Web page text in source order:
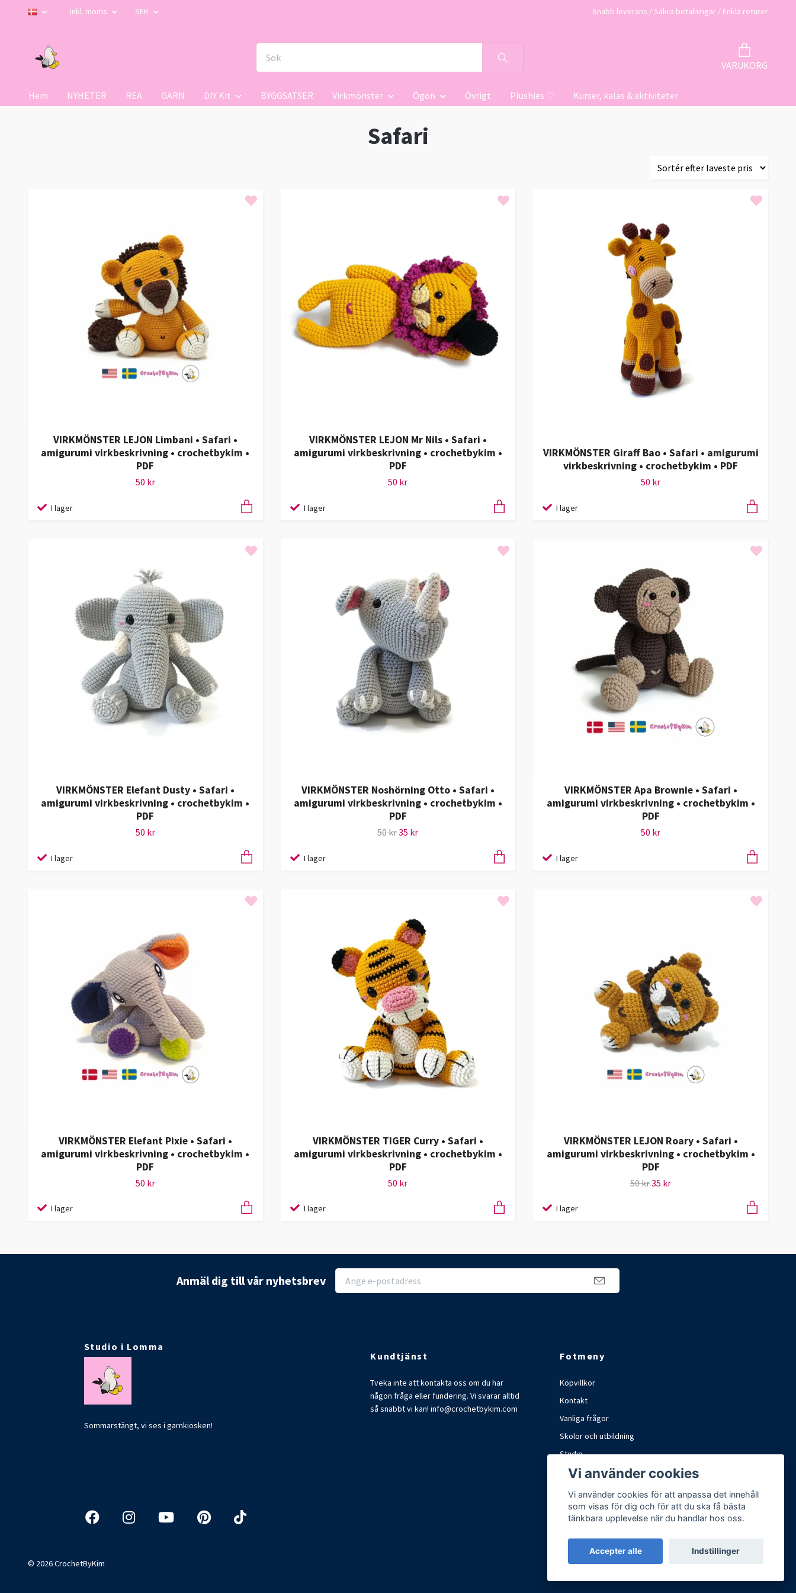
Inkl. moms SEK Snabb leverans / Säkra betalningar / Enkla returer
VARUKORG
Hem NYHETER REA GARN DIY Kit BYGGSATSER Virkmönster Ögon Övrigt Plushies ♡ Kurser, kalas & aktiviteter
Safari
VIRKMÖNSTER LEJON Limbani • Safari •
amigurumi virkbeskrivning • crochetbykim •
PDF
50 kr
I lager
VIRKMÖNSTER LEJON Mr Nils • Safari •
amigurumi virkbeskrivning • crochetbykim •
PDF
50 kr
I lager
VIRKMÖNSTER Giraff Bao • Safari • amigurumi
virkbeskrivning • crochetbykim • PDF
50 kr
I lager
VIRKMÖNSTER Elefant Dusty • Safari •
amigurumi virkbeskrivning • crochetbykim •
PDF
50 kr
I lager
VIRKMÖNSTER Noshörning Otto • Safari •
amigurumi virkbeskrivning • crochetbykim •
PDF
50 kr35 kr
I lager
VIRKMÖNSTER Apa Brownie • Safari •
amigurumi virkbeskrivning • crochetbykim •
PDF
50 kr
I lager
VIRKMÖNSTER Elefant Pixie • Safari •
amigurumi virkbeskrivning • crochetbykim •
PDF
50 kr
I lager
VIRKMÖNSTER TIGER Curry • Safari •
amigurumi virkbeskrivning • crochetbykim •
PDF
50 kr
I lager
VIRKMÖNSTER LEJON Roary • Safari •
amigurumi virkbeskrivning • crochetbykim •
PDF
50 kr35 kr
I lager
Anmäl dig till vår nyhetsbrev
Studio i Lomma
Sommarstängt, vi ses i garnkiosken!
Kundtjänst
Tveka inte att kontakta oss om du har
någon fråga eller fundering. Vi svarar alltid
så snabbt vi kan!info@crochetbykim.com
Fotmeny
Köpvillkor
Kontakt
Vanliga frågor
Skolor och utbildning
Studio
Marknader och mässor
© 2026 CrochetByKim
Vi använder cookies
Vi använder cookies för att anpassa det innehåll
som visas för dig och för att du ska få bästa
tänkbara upplevelse när du handlar hos oss.
Accepter alle Indstillinger